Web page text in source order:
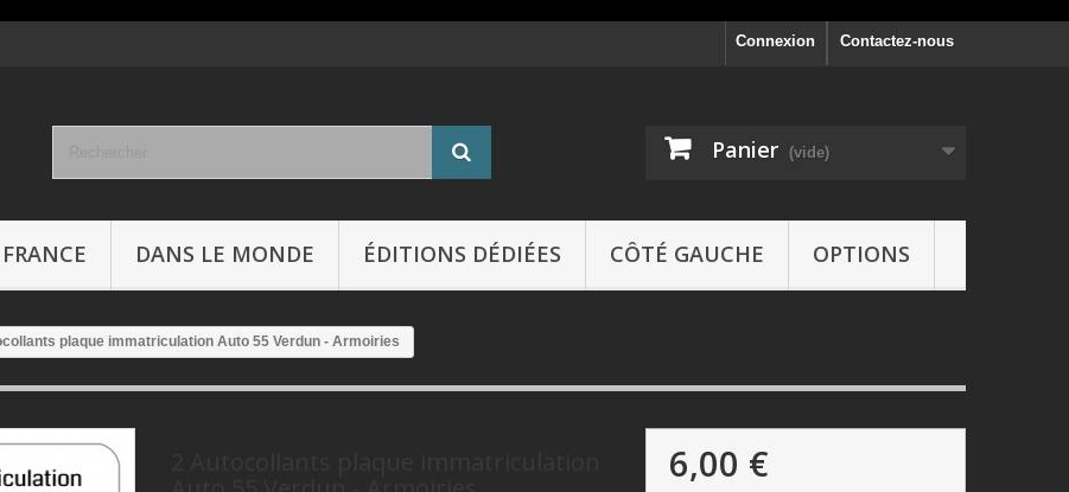
Contactez-nous
Connexion
Panier (vide)
DANS LE MONDE ÉDITIONS DÉDIÉES CÔTÉ GAUCHE OPTIONS
plaque immatriculation Auto 55 Verdun - Armoiries
6,00 €